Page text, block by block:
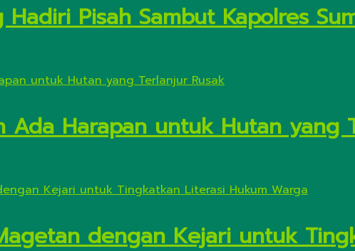
Hadiri Pisah Sambut Kapolres
Ada Harapan untuk Hutan yang
dengan Kejari untuk